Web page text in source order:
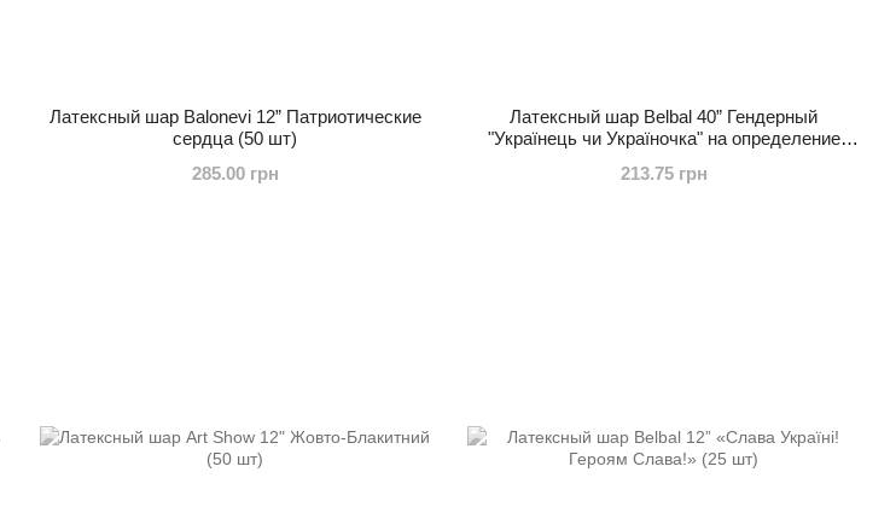
Латексный шар Balonevi 12” Патриотические
сердца (50 шт)
285.00 грн
Латексный шар Belbal 40” Гендерный
"Українець чи Україночка" на определение
213.75 грн